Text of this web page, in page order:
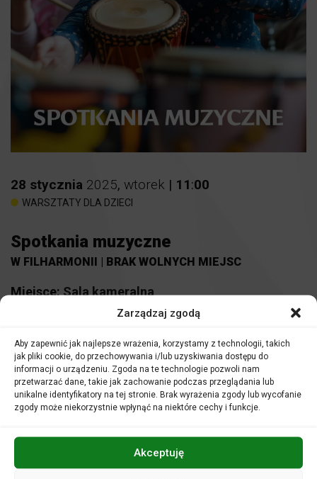
Zarządzaj zgodą
Aby zapewnić jak najlepsze wrażenia, korzystamy z technologii, takich
jak pliki cookie, do przechowywania i/lub uzyskiwania dostępu do
informacji o urządzeniu. Zgoda na te technologie pozwoli nam
przetwarzać dane, takie jak zachowanie podczas przeglądania lub
unikalne identyfikatory na tej stronie. Brak wyrażenia zgody lub wycofanie
zgody może niekorzystnie wpłynąć na niektóre cechy i funkcje.
Akceptuję
28 stycznia 2025, wtorek | 11:00
WARSZTATY DLA DZIECI
Spotkania muzyczne
W FILHARMONII | BRAK WOLNYCH MIEJSC
Miejsce:Sala kameralna
Nauczyciele i opiekunowie grup uczestniczą w zajęciach
nieodpłatnie.
tam gra. A co dokładnie?
Zapraszamy na lekcję lub audycję muzyczną w Sali
kameralnej Filharmonii Opolskiej. Zajęcia urozmaicone